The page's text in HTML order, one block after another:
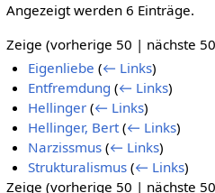
Angezeigt werden 6 Einträge.
Zeige (vorherige 50 | nächste 50
Eigenliebe (← Links)
Entfremdung (← Links)
Hellinger (← Links)
Hellinger, Bert (← Links)
Narzissmus (← Links)
Strukturalismus (← Links)
Zeige (vorherige 50 | nächste 50